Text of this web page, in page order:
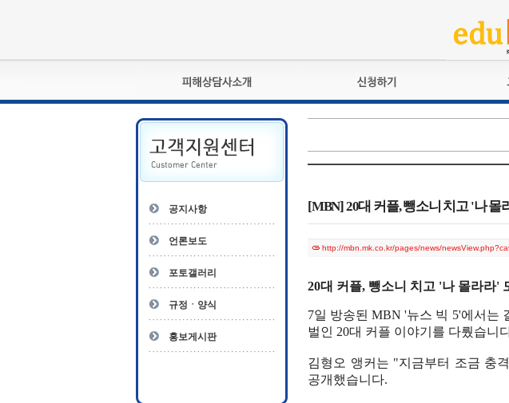
피해상담사란?
자격관리규정
상담사 자격증 확인
- 피해상담사 1급
- 전문수련감독자
- 전문수련기관
교육훈련
자격복원
공지사항
언론보도
포토갤러리
규정ㆍ양식
홍보게시판
[MBN] 20대 커플, 뺑소니 치고 '나
http://mbn.mk.co.kr/pages/news/
20대 커플, 뺑소니 치고 '나 몰라라'
7일 방송된 MBN '뉴스 빅 5'에서는
벌인 20대 커플 이야기를 다뤘습니
김형오 앵커는 "지금부터 조금 충
공개했습니다.